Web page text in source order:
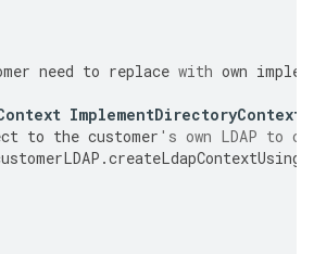
need to replace with own
to the customer 's own LDAP to
.